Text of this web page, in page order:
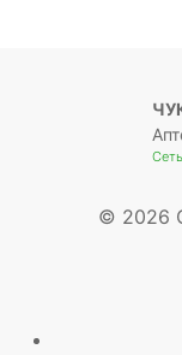
© 2026